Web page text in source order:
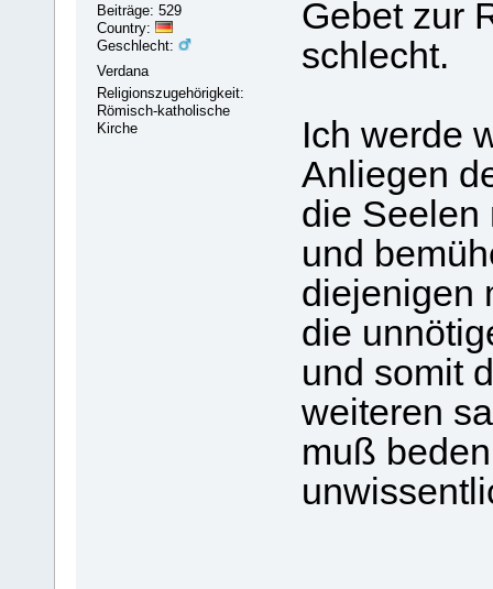
Beiträge: 529
Country:
Geschlecht:
Verdana
Religionszugehörigkeit:
Römisch-katholische
Kirche
Gebet zur
schlecht.
Ich werde
Anliegen
die
und
diejenigen
die
und somit
weiteren
muß